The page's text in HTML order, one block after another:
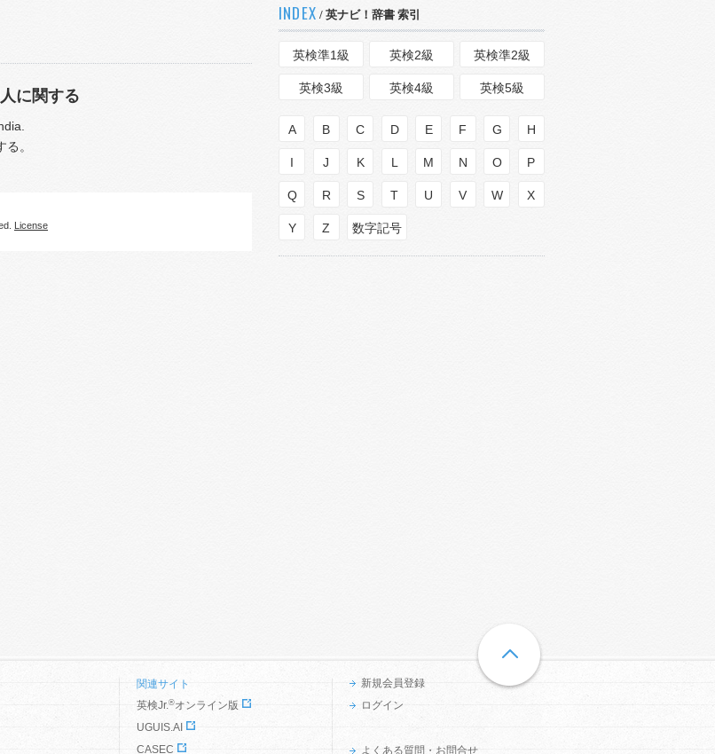
に関する
。
License
INDEX / 英ナビ！辞書 索引
英検準1級 英検2級 英検準2級
英検3級 英検4級 英検5級
A B C D E F G H
I J K L M N O P
Q R S T U V W X
Y Z 数字記号
関連サイト
英検Jr.®オンライン版
UGUIS.AI
CASEC
新規会員登録
ログイン
よくある質問・お問合せ